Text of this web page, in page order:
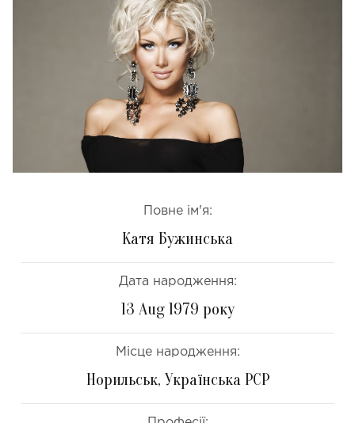
Повне ім'я:
Катя Бужинська
Дата народження:
13 Aug 1979 року
Місце народження:
Норильськ, Українська РСР